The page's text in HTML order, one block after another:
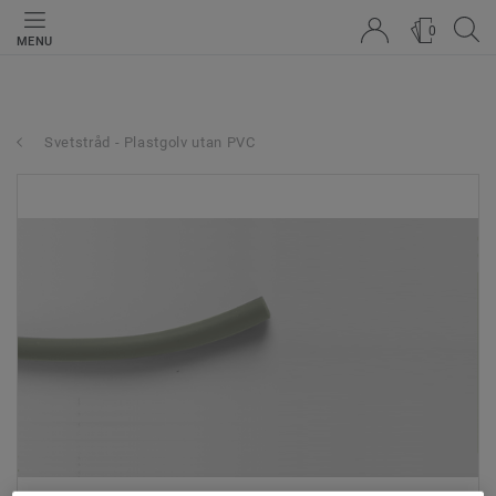
MENU
0
Svetstråd - Plastgolv utan PVC